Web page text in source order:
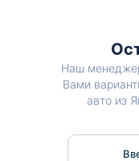
Наш
Вами
авто из